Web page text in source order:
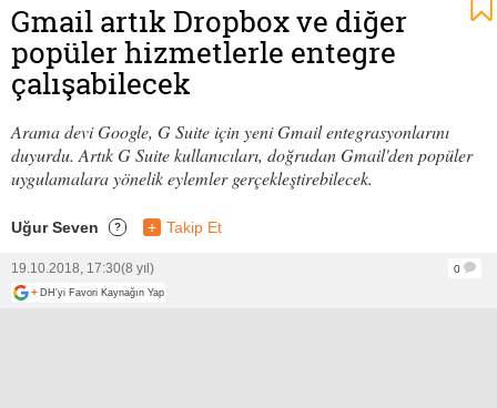
Gmail artık Dropbox ve diğer
popüler hizmetlerle entegre
çalışabilecek
Arama devi Google, G Suite için yeni Gmail entegrasyonlarını
duyurdu. Artık G Suite kullanıcıları, doğrudan Gmail'den popüler
uygulamalara yönelik eylemler gerçekleştirebilecek.
Uğur Seven ? + Takip Et
19.10.2018, 17:30(8 yıl)
0
+ DH'yi Favori Kaynağın Yap